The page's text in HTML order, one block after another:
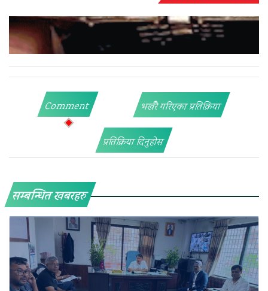
Comment भर्खरै गरिएका प्रतिक्रिया
प्रतिक्रिया दिनुहोस
सम्बन्धित खबरहरु